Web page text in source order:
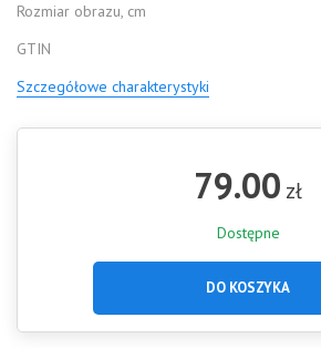
Rozmiar obrazu, cm
GTIN
Szczegółowe charakterystyki
79.00 zł
Dostępne
DO KOSZYKA